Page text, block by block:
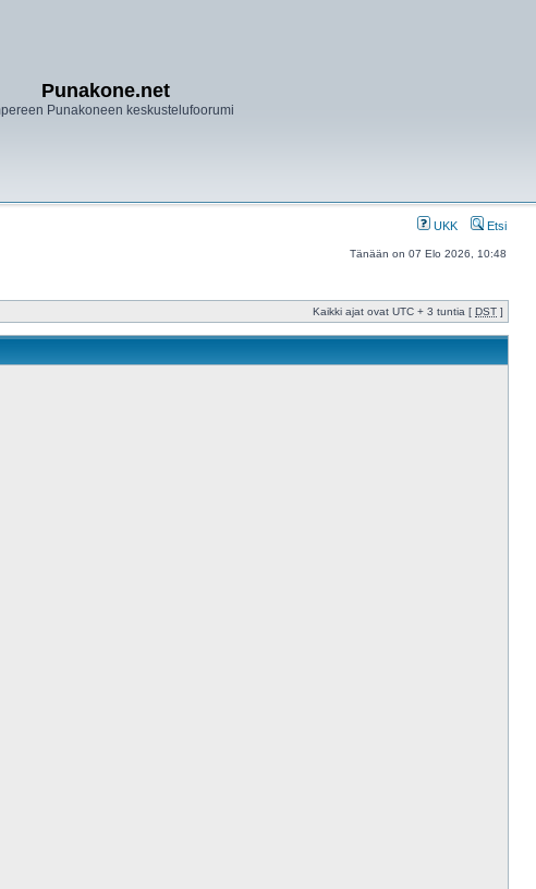
Punakone.net
Punakoneen keskustelufoorumi
UKK Etsi
Tänään on 07 Elo 2026, 10:48
Kaikki ajat ovat UTC + 3 tuntia [ DST ]